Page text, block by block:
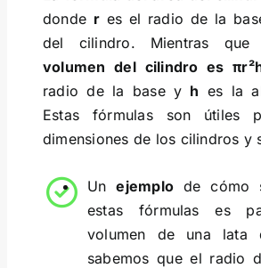
donde r es el radio de la
del cilindro. Mientras
volumen del cilindro es
radio de la base y h es la
Estas fórmulas son útiles
dimensiones de los cilindros y
Unejemplo de cómo
estas fórmulas es
volumen de una lata
sabemos que el radio